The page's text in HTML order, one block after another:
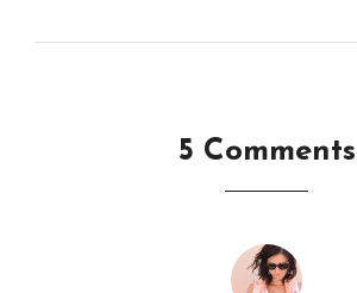
5 Comments